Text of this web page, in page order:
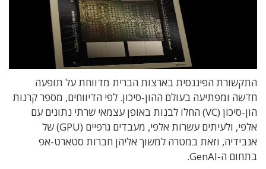
התקשורת הפיננסית בארצות הברית מדווחת על תופעה
חדשה ומפתיעה בעולם ההון-סיכון. לפי הדיווחים, מספר קרנות
הון-סיכון (VC) החלו לבנות באופן עצמאי שרתי נתונים עם
אלפי, ולעיתים עשרות אלפי, מעבדים גרפיים (GPU) של
אנבידיה, וזאת במטרה למשוך אליהן חברות סטארט-אפ
בתחום ה-GenAI.